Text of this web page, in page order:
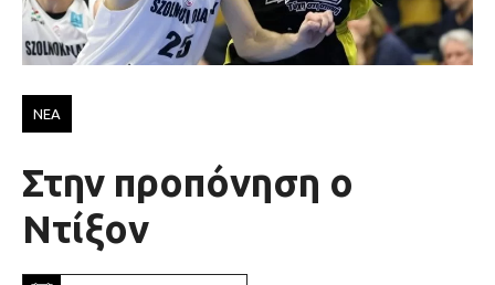
ΝΕΑ
Στην προπόνηση ο
Ντίξον